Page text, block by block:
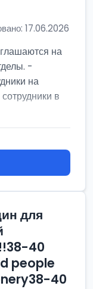
17.06.2026
на
-
на
в
для
40
people
40